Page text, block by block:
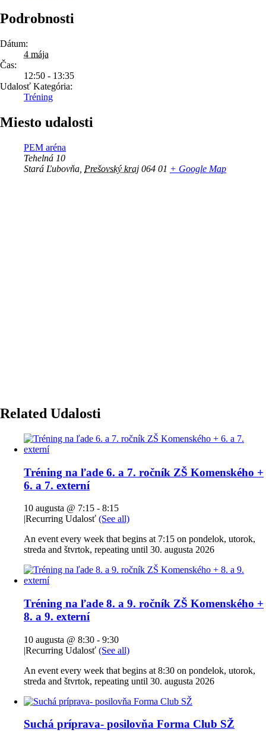
Podrobnosti
Dátum:
4 mája
Čas:
12:50 - 13:35
Udalosť Kategória:
Tréning
Miesto udalosti
PEM aréna
Tehelná 10
Stará Ľubovňa Prešovský kraj 064 01 + Google Map
Related Udalosti
Tréning na ľade 6. a 7. ročník ZŠ Komenského +
6. a 7. externí
10 augusta @ 7:15 - 8:15
|Recurring Udalosť (See all)
An event every week that begins at 7:15 on pondelok, utorok,
streda and štvrtok, repeating until 30. augusta 2026
Tréning na ľade 8. a 9. ročník ZŠ Komenského +
8. a 9. externí
10 augusta @ 8:30 - 9:30
|Recurring Udalosť (See all)
An event every week that begins at 8:30 on pondelok, utorok,
streda and štvrtok, repeating until 30. augusta 2026
Suchá príprava- posilovňa Forma Club SŽ